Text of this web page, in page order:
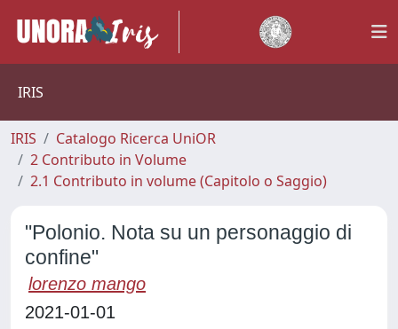
IRIS
IRIS
Catalogo Ricerca UniOR
2 Contributo in Volume
2.1 Contributo in volume (Capitolo o Saggio)
"Polonio. Nota su un personaggio di
confine"
lorenzo mango
2021-01-01